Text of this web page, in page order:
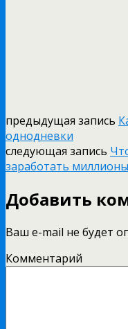
предыдущая запись
однодневки
следующая запись
заработать
Добавить
Ваш e-mail не будет
Комментарий